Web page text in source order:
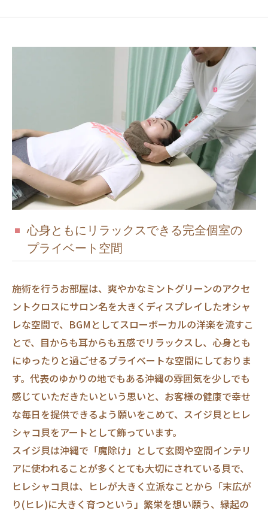
心身ともにリラックスできる完全個室の
プライベート空間
施術を行うお部屋は、爽やかなミントグリーンのアクセ
ントクロスにサロン名を大きくディスプレイしたオシャ
レな空間で、BGMとしてスローボーカルの洋楽を流すこ
とで、目からも耳からも五感でリラックスし、心身とも
にゆったりと過ごせるプライベートな空間にしておりま
す。代表のゆかりの地でもある沖縄の雰囲気を少しでも
感じていただきたいという思いと、お客様の健康で幸せ
な毎日を提供できるよう願いをこめて、スイジ貝とヒレ
シャコ貝をアートとして飾っています。
スイジ貝は沖縄で「魔除け」として玄関や空間インテリ
アに使われることが多くとても大切にされている貝で、
ヒレシャコ貝は、ヒレが大きく立派なことから「末広が
り(ヒレ)に大きく育つという」繁栄を想い願う、縁起の